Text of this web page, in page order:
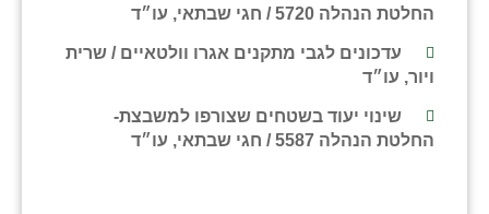
החלטת הנהלה 5720 / חגי שבתאי, עו״ד
עדכונים לגבי מתקנים אגרו וולטאיים / שרית
ויור, עו״ד
שינוי יעוד בשטחים שצורפו למשבצת-
החלטת הנהלה 5587 / חגי שבתאי, עו״ד